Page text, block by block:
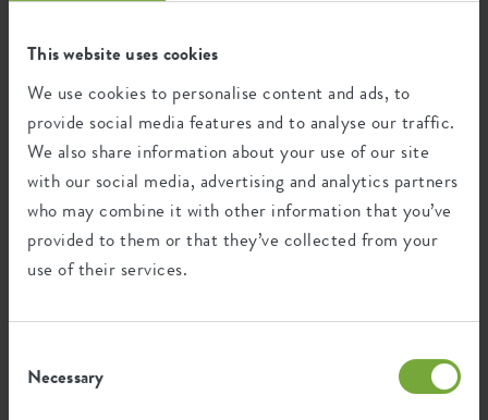
This website uses cookies
We use cookies to personalise content and ads, to
provide social media features and to analyse our traffic.
We also share information about your use of our site
with our social media, advertising and analytics partners
who may combine it with other information that you’ve
provided to them or that they’ve collected from your
use of their services.
Selection
Necessary
Vind een winkel bij jou in de buurt